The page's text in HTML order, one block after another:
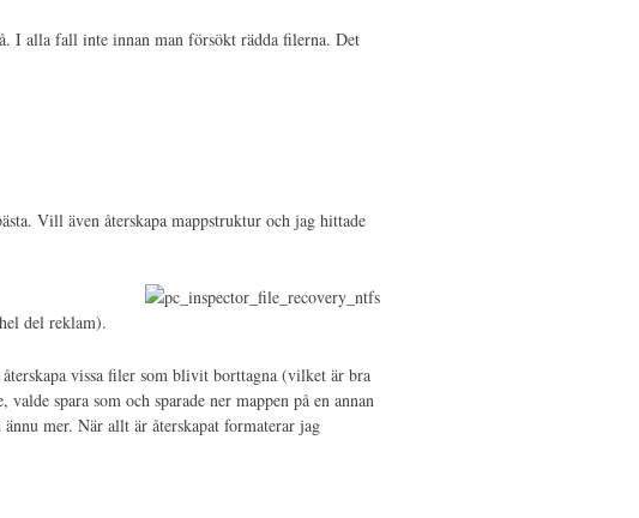
I alla fall inte innan man försökt rädda filerna. Det
Vill även återskapa mappstruktur och jag hittade
del reklam).
vissa filer som blivit borttagna (vilket är bra
spara som och sparade ner mappen på en annan
mer. När allt är återskapat formaterar jag